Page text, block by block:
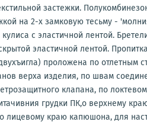
застежки.
на 2-х замковую тесьму -
с эластичной лентой.
эластичной лентой.
проложена по отлетным
верха изделия, по швам
клапана, по
грудки ПК,о верхнему
лицевому краю капюшона, для